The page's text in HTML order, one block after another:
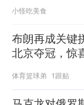
小怪吃美食
布朗再成关键
北京夺冠，惊
体育篮球弟 1跟贴